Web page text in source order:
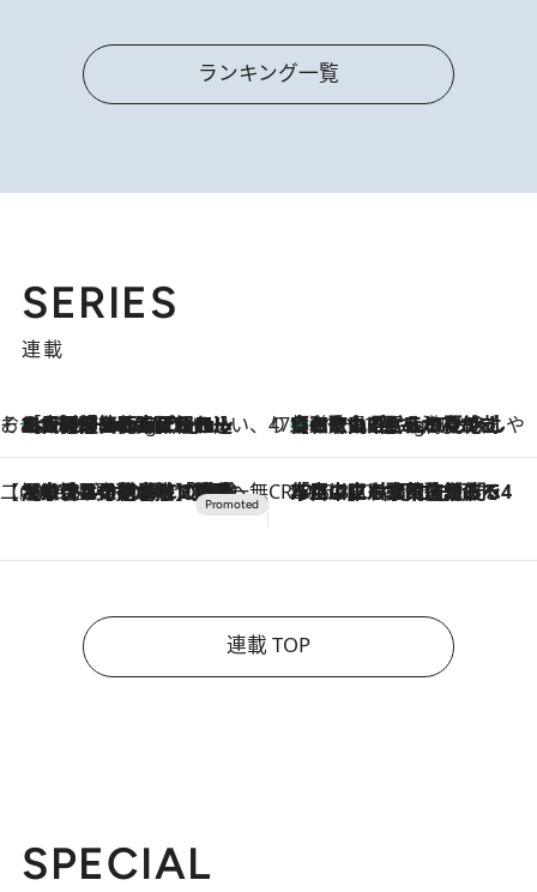
ランキング一覧
SERIES
連載
そおだよおこの関西おいしい、おやつ紀行11 Hours Ago
［大阪府箕面市］一皿一皿目の前で仕上げられる、料理を巧みに組み込んだアシェットデセールコース「ミチル アシェット デセール（Michiru assiette dessert）」 47都道府県の手みやげ ひんやりスイーツで夏を満喫
11 Hours Ago
【和歌山県】この夏絶対食べたい 冷やしておいしいおやつ3選 みかんがごろっと丸ごと入ったジュレ
【CREA×星野リゾート】唯一無二。癒しと発見が待つ場所へ
2026.8.7
【トンボの足水浴】ヒノキの香りに包まれて涼感マックス！約13℃の湧水かけ流しを避暑地「星野温泉 トンボの湯」で体験 CREA'S CHOICE
2026.8.7
「立川にも歌舞伎があるんだよ」 片岡仁左衛門・市川中車ら豪華座組みで4年目の立川立飛歌舞伎へ
連載 TOP
SPECIAL